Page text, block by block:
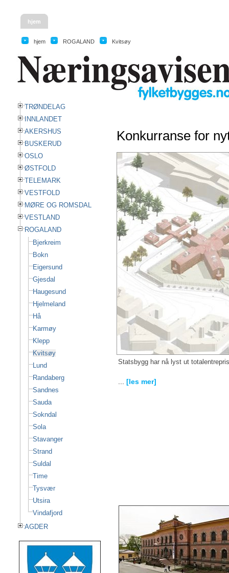
hjem
hjem ROGALAND Kvitsøy
TRØNDELAG
INNLANDET
AKERSHUS
BUSKERUD
OSLO
ØSTFOLD
TELEMARK
VESTFOLD
MØRE OG ROMSDAL
VESTLAND
ROGALAND
Bjerkreim
Bokn
Eigersund
Gjesdal
Haugesund
Hjelmeland
Hå
Karmøy
Klepp
Kvitsøy
Lund
Randaberg
Sandnes
Sauda
Sokndal
Sola
Stavanger
Strand
Suldal
Time
Tysvær
Utsira
Vindafjord
AGDER
Konkurranse for
Statsbygg har nå lyst ut
[les mer]